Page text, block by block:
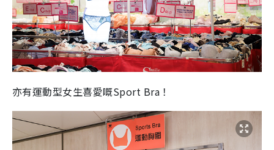
亦有運動型女生喜愛嘅Sport Bra！